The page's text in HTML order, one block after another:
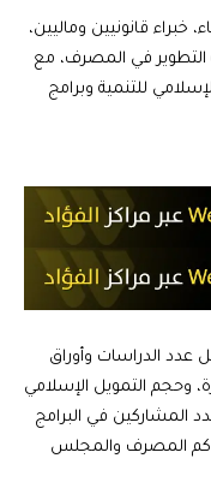
قانونيين وماليين،
التطوير في المصرف، مع
للتنمية وبرامج
الدراسات وأوراق
وحجم التمويل الإسلامي
المشاركين في البرامج
المصرف والمجلس